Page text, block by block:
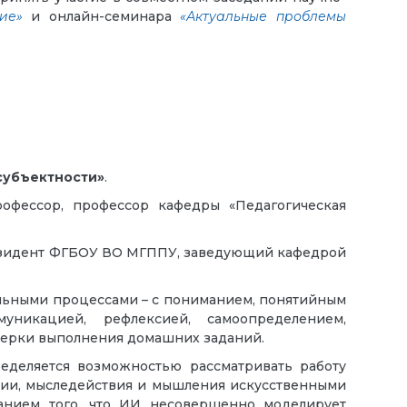
и онлайн-семинара«Актуальные проблемы
.
профессор кафедры «Педагогическая
ФГБОУ ВО МГППУ, заведующий кафедрой
процессами – с пониманием, понятийным
рефлексией, самоопределением,
выполнения домашних заданий.
возможностью рассматривать работу
мыследействия и мышления искусственными